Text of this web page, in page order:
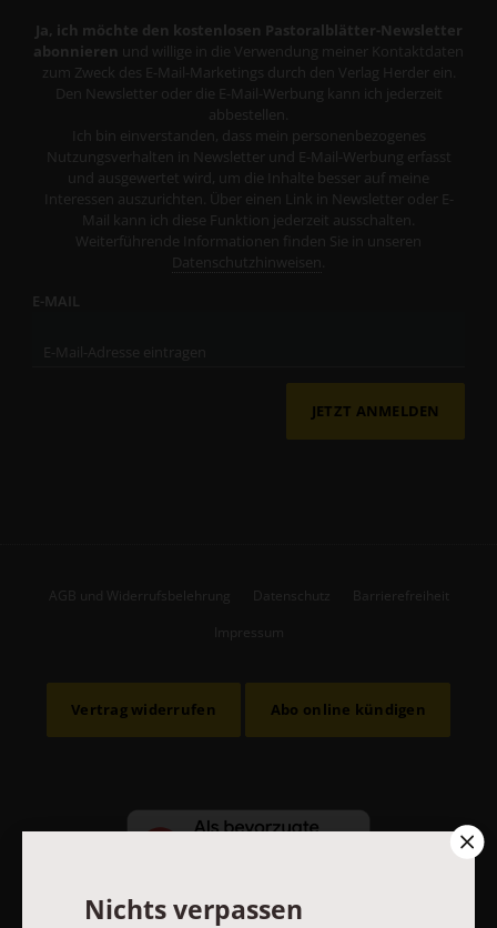
Ja, ich möchte den kostenlosen Pastoralblätter-Newsletter
abonnieren und willige in die Verwendung meiner Kontaktdaten
zum Zweck des E-Mail-Marketings durch den Verlag Herder ein.
Den Newsletter oder die E-Mail-Werbung kann ich jederzeit
abbestellen.
Ich bin einverstanden, dass mein personenbezogenes
Nutzungsverhalten in Newsletter und E-Mail-Werbung erfasst
und ausgewertet wird, um die Inhalte besser auf meine
Interessen auszurichten. Über einen Link in Newsletter oder E-
Mail kann ich diese Funktion jederzeit ausschalten.
Weiterführende Informationen finden Sie in unseren
Datenschutzhinweisen
E-MAIL
JETZT ANMELDEN
AGB und Widerrufsbelehrung Datenschutz Barrierefreiheit
Impressum
Vertrag widerrufen Abo online kündigen
Nichts verpassen